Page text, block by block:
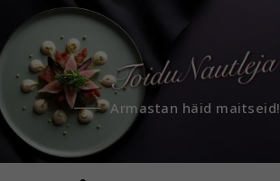
Armastan häid maitseid!